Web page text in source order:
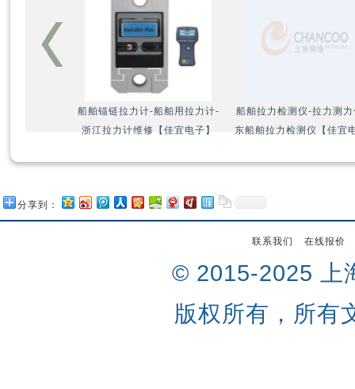
船舶锚链拉力计-船舶用拉力计-
浙江拉力计维修【佳宜电子】
船舶拉力检测仪-拉力测
东船舶拉力检测仪【佳宜
分享到：
联系我们 在线报价
© 2015-2025 上
版权所有，所有